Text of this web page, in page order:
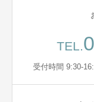
TEL.
受付時間 9:30-